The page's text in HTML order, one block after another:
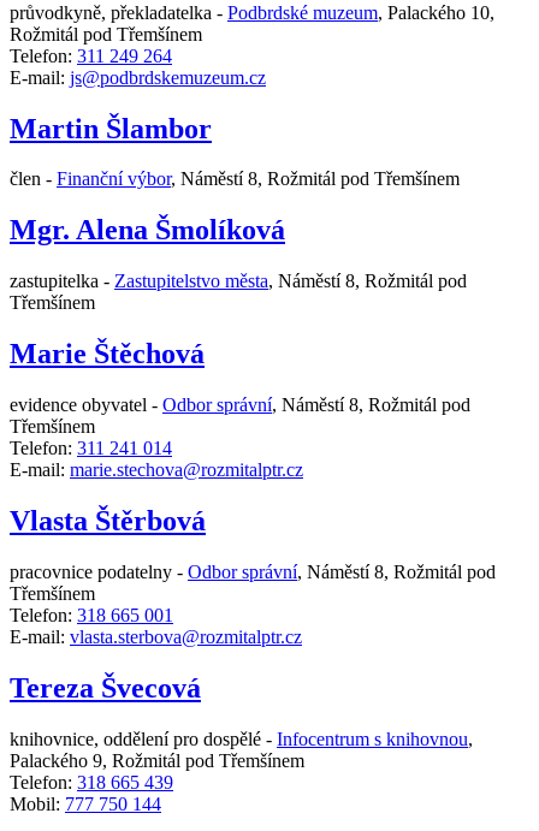
průvodkyně, překladatelka - Podbrdské muzeum, Palackého 10,
Rožmitál pod Třemšínem
Telefon: 311 249 264
E-mail: js@podbrdskemuzeum.cz
Martin Šlambor
člen - Finanční výbor, Náměstí 8, Rožmitál pod Třemšínem
Mgr. Alena Šmolíková
zastupitelka - Zastupitelstvo města, Náměstí 8, Rožmitál pod
Třemšínem
Marie Štěchová
evidence obyvatel - Odbor správní, Náměstí 8, Rožmitál pod
Třemšínem
Telefon: 311 241 014
E-mail: marie.stechova@rozmitalptr.cz
Vlasta Štěrbová
pracovnice podatelny - Odbor správní, Náměstí 8, Rožmitál pod
Třemšínem
Telefon: 318 665 001
E-mail: vlasta.sterbova@rozmitalptr.cz
Tereza Švecová
knihovnice, oddělení pro dospělé - Infocentrum s knihovnou,
Palackého 9, Rožmitál pod Třemšínem
Telefon: 318 665 439
Mobil: 777 750 144